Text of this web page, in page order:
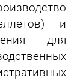
и
для